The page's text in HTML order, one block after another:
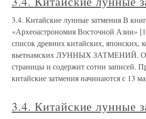
3.4. Китайские лунные затмения В
«Археоастрономия Восточной Азии»
список древних китайских, японских,
вьетнамских ЛУННЫХ ЗАТМЕНИЙ. Он
страницы и содержит сотни записей.
китайские затмения начинаются с 13
3.4. Китайские лунные